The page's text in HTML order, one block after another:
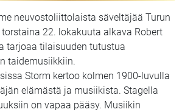
neuvostoliittolaista säveltäjää Turun
22. lokakuuta alkava Robert
tarjoaa tilaisuuden tutustua
taidemusiikkiin.
Storm kertoo kolmen 1900-luvulla
elämästä ja musiikista. Stagella
on vapaa pääsy. Musiikin